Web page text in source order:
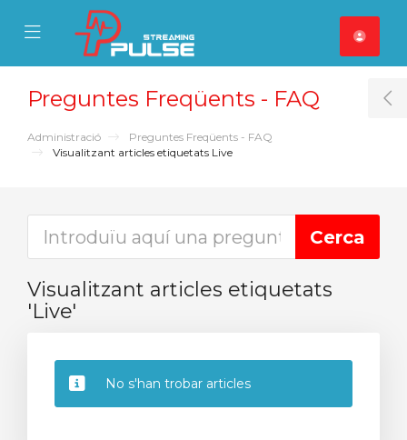
Mobile Menu
Mobile Menu
Preguntes Freqüents - FAQ
Administració
Preguntes Freqüents - FAQ
Visualitzant articles etiquetats Live
Visualitzant articles etiquetats
'Live'
No s'han trobar articles